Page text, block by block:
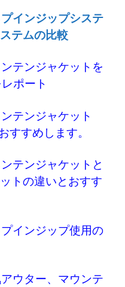
インジップシステ
テムの比較
テンジャケットを
ポート
テンジャケット
すすめします。
テンジャケットと
トの違いとおすす
インジップ使用の
ウター、マウンテ